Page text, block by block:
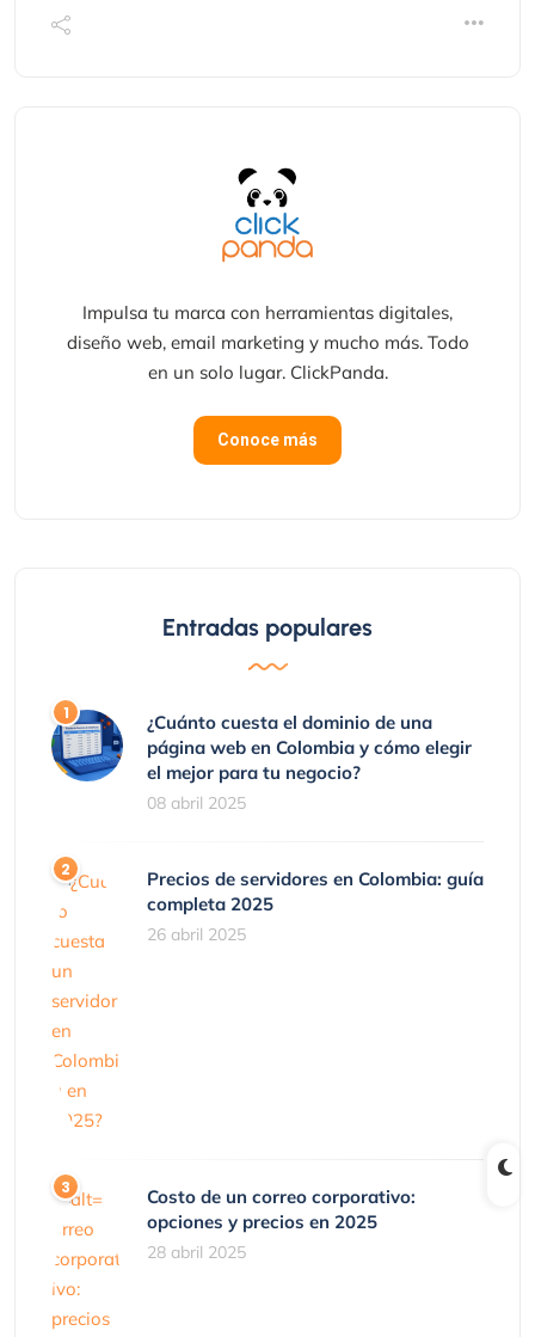
Impulsa tu marca con herramientas digitales,
diseño web, email marketing y mucho más. Todo
en un solo lugar. ClickPanda.
Conoce más
Entradas populares
¿Cuánto cuesta el dominio de una
página web en Colombia y cómo elegir
el mejor para tu negocio?
08 abril 2025
Precios de servidores en Colombia: guía
completa 2025
26 abril 2025
Costo de un correo corporativo:
opciones y precios en 2025
28 abril 2025